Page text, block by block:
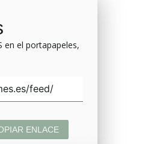
en el portapapeles,
ENLACE